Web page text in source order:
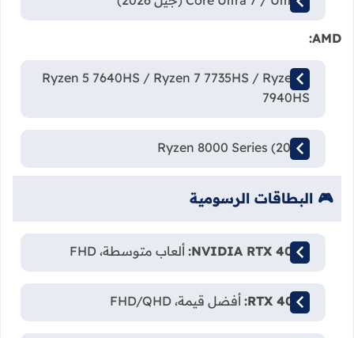
AMD:
Ryzen 5 7640HS / Ryzen 7 7735HS / Ryzen 9
7940HS
Ryzen 8000 Series (2026)
🎮 البطاقات الرسومية
NVIDIA RTX 4050: ألعاب متوسطة، FHD
RTX 4060: أفضل قيمة، FHD/QHD